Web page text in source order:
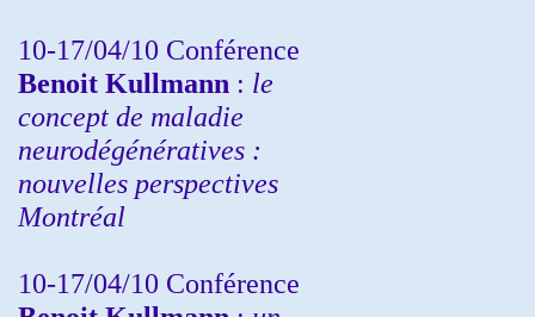
10-17/04/10 Conférence
Benoit Kullmann : le
concept de maladie
neurodégénératives :
nouvelles perspectives
Montréal
10-17/04/10 Conférence